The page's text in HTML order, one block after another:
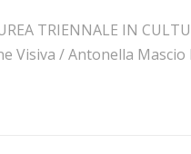
TRIENNALE IN
Visiva / Antonella Mascio